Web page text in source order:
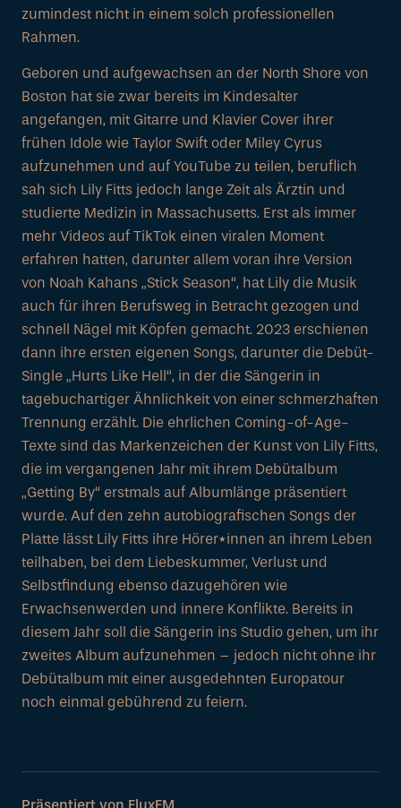
zumindest nicht in einem solch professionellen
Rahmen.
Geboren und aufgewachsen an der North Shore von
Boston hat sie zwar bereits im Kindesalter
angefangen, mit Gitarre und Klavier Cover ihrer
frühen Idole wie Taylor Swift oder Miley Cyrus
aufzunehmen und auf YouTube zu teilen, beruflich
sah sich Lily Fitts jedoch lange Zeit als Ärztin und
studierte Medizin in Massachusetts. Erst als immer
mehr Videos auf TikTok einen viralen Moment
erfahren hatten, darunter allem voran ihre Version
von Noah Kahans „Stick Season“, hat Lily die Musik
auch für ihren Berufsweg in Betracht gezogen und
schnell Nägel mit Köpfen gemacht. 2023 erschienen
dann ihre ersten eigenen Songs, darunter die Debüt-
Single „Hurts Like Hell“, in der die Sängerin in
tagebuchartiger Ähnlichkeit von einer schmerzhaften
Trennung erzählt. Die ehrlichen Coming-of-Age-
Texte sind das Markenzeichen der Kunst von Lily Fitts,
die im vergangenen Jahr mit ihrem Debütalbum
„Getting By“ erstmals auf Albumlänge präsentiert
wurde. Auf den zehn autobiografischen Songs der
Platte lässt Lily Fitts ihre Hörer*innen an ihrem Leben
teilhaben, bei dem Liebeskummer, Verlust und
Selbstfindung ebenso dazugehören wie
Erwachsenwerden und innere Konflikte. Bereits in
diesem Jahr soll die Sängerin ins Studio gehen, um ihr
zweites Album aufzunehmen – jedoch nicht ohne ihr
Debütalbum mit einer ausgedehnten Europatour
noch einmal gebührend zu feiern.
Präsentiert von FluxFM